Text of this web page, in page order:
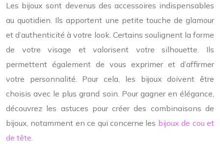
Les bijoux sont devenus des accessoires indispensables
au quotidien. Ils apportent une petite touche de glamour
et d’authenticité à votre look. Certains soulignent la forme
de votre visage et valorisent votre silhouette. Ils
permettent également de vous exprimer et d’affirmer
votre personnalité. Pour cela, les bijoux doivent être
choisis avec le plus grand soin. Pour gagner en élégance,
découvrez les astuces pour créer des combinaisons de
bijoux, notamment en ce qui concerne les bijoux de cou et
de tête.